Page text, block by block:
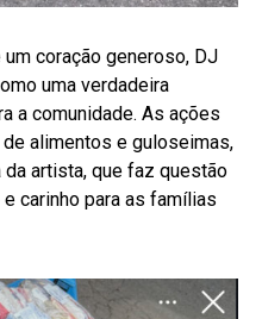
coração generoso, DJ
uma verdadeira
a comunidade. As ações
alimentos e guloseimas,
artista, que faz questão
carinho para as famílias